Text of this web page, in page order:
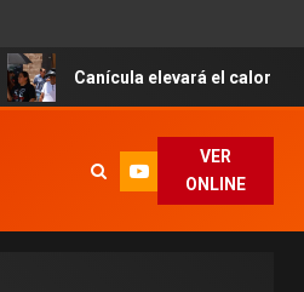
Canícula elevará el calor y el
VER
ONLINE